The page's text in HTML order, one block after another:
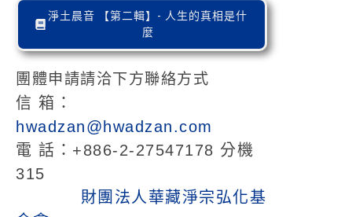
淨土晨音 【第二輯】- 人生的真相是什
麼
團體申請請洽下方聯絡方式
信 箱：
hwadzan@hwadzan.com
電 話：+886-2-27547178 分機
315
財團法人華藏淨宗弘化基